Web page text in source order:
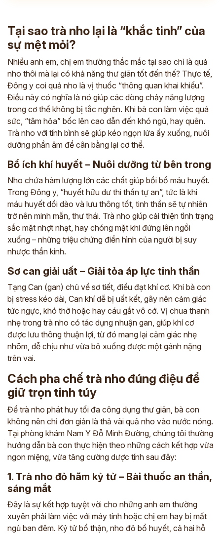
Tại sao trà nho lại là “khắc tinh” của
sự mệt mỏi?
Nhiều anh em, chị em thường thắc mắc tại sao chỉ là quả
nho thôi mà lại có khả năng thư giãn tốt đến thế? Thực tế,
Đông y coi quả nho là vị thuốc “thông quan khai khiếu”.
Điều này có nghĩa là nó giúp các dòng chảy năng lượng
trong cơ thể không bị tắc nghẽn. Khi bà con làm việc quá
sức, “tâm hỏa” bốc lên cao dẫn đến khó ngủ, hay quên.
Trà nho với tính bình sẽ giúp kéo ngọn lửa ấy xuống, nuôi
dưỡng phần âm để cân bằng lại cơ thể.
Bổ ích khí huyết – Nuôi dưỡng từ bên trong
Nho chứa hàm lượng lớn các chất giúp bồi bổ máu huyết.
Trong Đông y, “huyết hữu dư thì thần tự an”, tức là khi
máu huyết dồi dào và lưu thông tốt, tinh thần sẽ tự nhiên
trở nên minh mẫn, thư thái. Trà nho giúp cải thiện tình trạng
sắc mặt nhợt nhạt, hay chóng mặt khi đứng lên ngồi
xuống – những triệu chứng điển hình của người bị suy
nhược thần kinh.
Sơ can giải uất – Giải tỏa áp lực tinh thần
Tạng Can (gan) chủ về sơ tiết, điều đạt khí cơ. Khi bà con
bị stress kéo dài, Can khí dễ bị uất kết, gây nên cảm giác
tức ngực, khó thở hoặc hay cáu gắt vô cớ. Vị chua thanh
nhẹ trong trà nho có tác dụng nhuận gan, giúp khí cơ
được lưu thông thuận lợi, từ đó mang lại cảm giác nhẹ
nhõm, dễ chịu như vừa bỏ xuống được một gánh nặng
trên vai.
Cách pha chế trà nho đúng điệu để
giữ trọn tinh túy
Để trà nho phát huy tối đa công dụng thư giãn, bà con
không nên chỉ đơn giản là thả vài quả nho vào nước nóng.
Tại phòng khám Nam Y Đỗ Minh Đường, chúng tôi thường
hướng dẫn bà con thực hiện theo những cách kết hợp vừa
ngon miệng, vừa tăng cường dược tính sau đây:
1. Trà nho đỏ hãm kỷ tử – Bài thuốc an thần,
sáng mắt
Đây là sự kết hợp tuyệt vời cho những anh em thường
xuyên phải làm việc với máy tính hoặc chị em hay bị mất
ngủ ban đêm. Kỷ tử bổ thận, nho đỏ bổ huyết, cả hai hỗ